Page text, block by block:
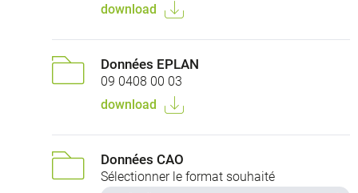
download
Données EPLAN
09 0408 00 03
download
Données CAO
Sélectionner le format souhaité